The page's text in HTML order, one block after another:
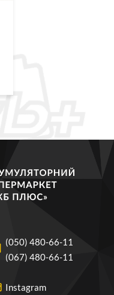
(050) 480-66-11
(067) 480-66-11
Instagram